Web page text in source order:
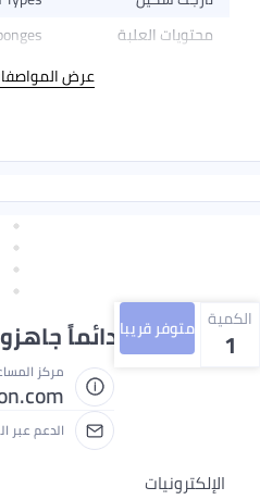
محتويات العلبة
عرض
الكمية
1 متوفر قريبا
نحن دائماً
مركز
الدعم عبر
الإلكترونيات